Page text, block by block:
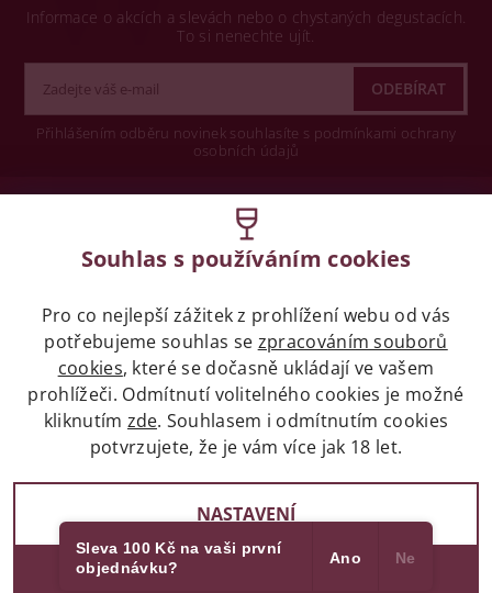
Informace o akcích a slevách nebo o chystaných degustacích.
To si nenechte ujít.
Přihlášením odběru novinek souhlasíte s podmínkami ochrany
osobních údajů
Legislativa
Zákaz prodeje alkoholických nápojů osobám
mladších 18 let.
Naše služby
2017 - 2026 © winehouse.cz, všechna práva vyhrazena
Souhlas s používáním cookies
Pro co nejlepší zážitek z prohlížení webu od vás
potřebujeme souhlas se zpracováním souborů
cookies, které se dočasně ukládají ve vašem
prohlížeči. Odmítnutí volitelného cookies je možné
kliknutím zde. Souhlasem i odmítnutím cookies
potvrzujete, že je vám více jak 18 let.
NASTAVENÍ
Sleva 100 Kč na vaši první
objednávku?
Ano Ne